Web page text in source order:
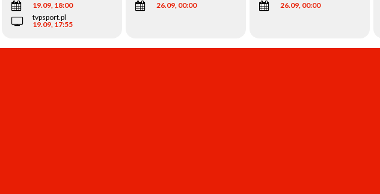
19.09, 18:00
tvpsport.pl
19.09, 17:55
26.09, 00:00 26.09, 00:00